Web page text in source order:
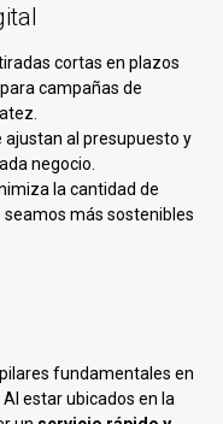
cortas en plazos
campañas de
ajustan al presupuesto y
negocio.
la cantidad de
más sostenibles
fundamentales en
Al estar ubicados en la